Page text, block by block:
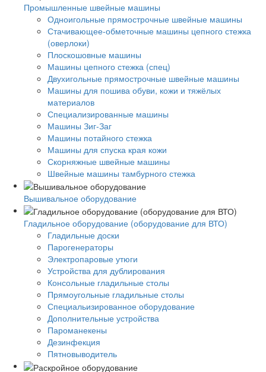
Промышленные швейные машины
Одноигольные прямострочные швейные машины
Стачивающее-обметочные машины цепного стежка
(оверлоки)
Плоскошовные машины
Машины цепного стежка (спец)
Двухигольные прямострочные швейные машины
Машины для пошива обуви, кожи и тяжёлых
материалов
Специализированные машины
Машины Зиг-Заг
Машины потайного стежка
Машины для спуска края кожи
Скорняжные швейные машины
Швейные машины тамбурного стежка
Вышивальное оборудование
Гладильное оборудование (оборудование для ВТО)
Гладильные доски
Парогенераторы
Электропаровые утюги
Устройства для дублирования
Консольные гладильные столы
Прямоугольные гладильные столы
Специальизированное оборудование
Дополнительные устройства
Пароманекены
Дезинфекция
Пятновыводитель